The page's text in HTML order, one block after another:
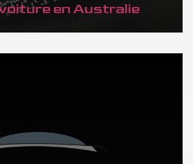
en Australie
IMPORTATION AUTO en Australie